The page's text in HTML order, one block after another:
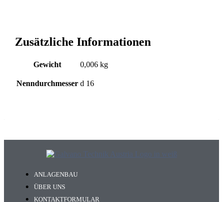
Zusätzliche Informationen
Gewicht 0,006 kg
Nenndurchmesser d 16
ANLAGENBAU
ÜBER UNS
KONTAKTFORMULAR